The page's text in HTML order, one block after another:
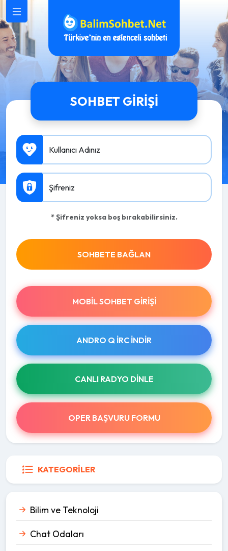
SOHBET GIRIŞI
Kullanıcı Adınız
Şifreniz
* Şifreniz yoksa boş bırakabilirsiniz.
SOHBETE BAĞLAN
MOBIL SOHBET GIRIŞI
ANDRO Q İRC INDIR
CANLI RADYO DINLE
OPER BAŞVURU FORMU
KATEGORILER
Bilim ve Teknoloji
Chat Odaları